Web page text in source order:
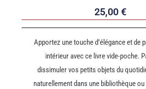
25,00 €
Apportez une touche d’élégance et de
intérieur avec ce livre vide-poche.
dissimuler vos petits objets du
naturellement dans une bibliothèque